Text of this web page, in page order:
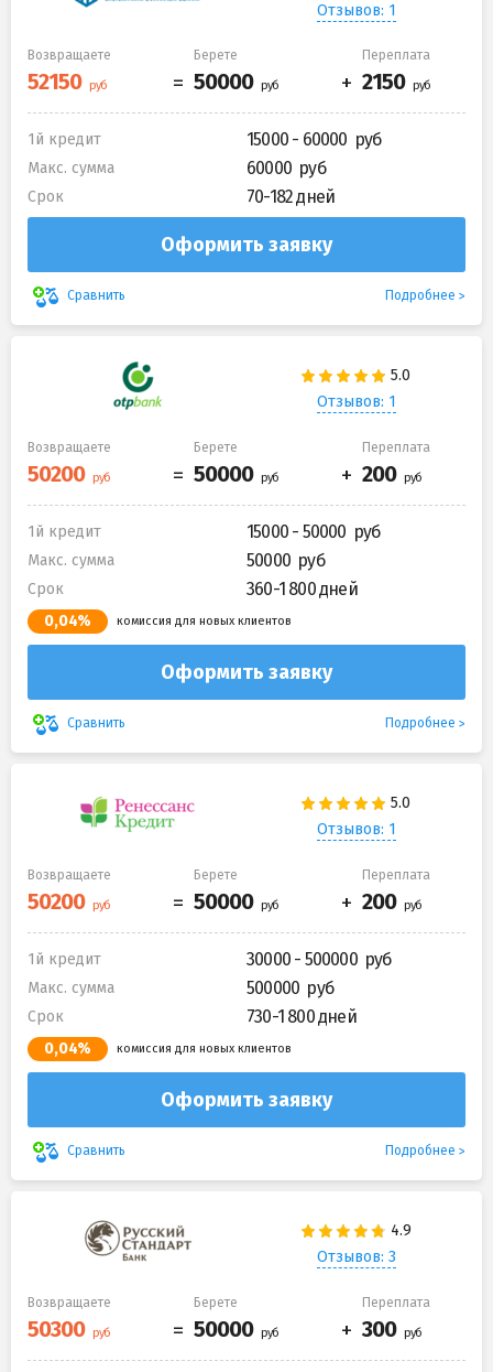
Отзывов: 1
Возвращаете Берете Переплата
1й кредит 15000 - 60000
Макс. сумма 60000
Срок 70-182 дней
Оформить заявку
Сравнить Подробнее
Отзывов: 1
Возвращаете Берете Переплата
1й кредит 15000 - 50000
Макс. сумма 50000
Срок 360-1 800 дней
0,04% комиссия для новых клиентов
Оформить заявку
Сравнить Подробнее
Отзывов: 1
Возвращаете Берете Переплата
1й кредит 30000 - 500000
Макс. сумма 500000
Срок 730-1 800 дней
0,04% комиссия для новых клиентов
Оформить заявку
Сравнить Подробнее
Отзывов: 3
Возвращаете Берете Переплата